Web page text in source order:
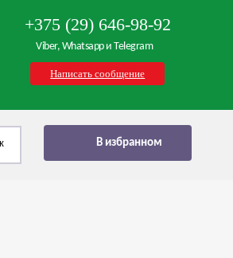
+375 (29) 646-98-92
Viber, Whatsapp и Telegram
Написать сообщение
В избранном